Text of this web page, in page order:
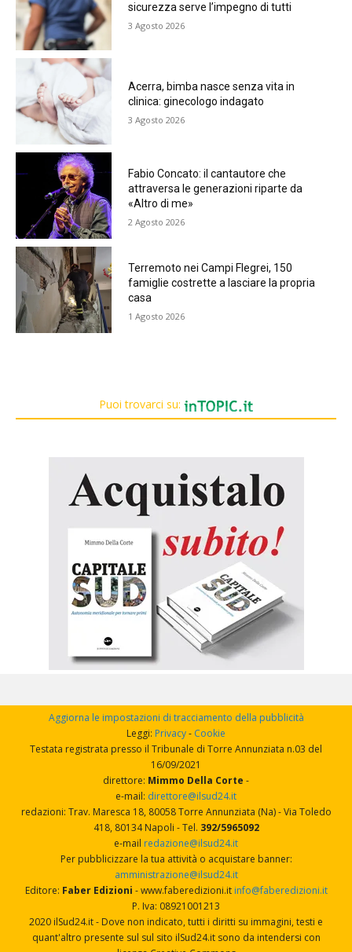
sicurezza serve l’impegno di tutti
3 Agosto 2026
Acerra, bimba nasce senza vita in
clinica: ginecologo indagato
3 Agosto 2026
Fabio Concato: il cantautore che
attraversa le generazioni riparte da
«Altro di me»
2 Agosto 2026
Terremoto nei Campi Flegrei, 150
famiglie costrette a lasciare la propria
casa
1 Agosto 2026
Puoi trovarci su:
Aggiorna le impostazioni di tracciamento della pubblicità
Leggi: Privacy- Cookie
Testata registrata presso il Tribunale di Torre Annunziata n.03 del
16/09/2021
direttore: Mimmo Della Corte -
e-mail: direttore@ilsud24.it
redazioni: Trav. Maresca 18, 80058 Torre Annunziata (Na) - Via Toledo
418, 80134 Napoli - Tel. 392/5965092
e-mail redazione@ilsud24.it
Per pubblicizzare la tua attività o acquistare banner:
amministrazione@ilsud24.it
Editore: Faber Edizioni - www.faberedizioni.it info@faberedizioni.it
P. Iva: 08921001213
2020 ilSud24.it - Dove non indicato, tutti i diritti su immagini, testi e
quant'altro presente sul sul sito ilSud24.it sono da intendersi con